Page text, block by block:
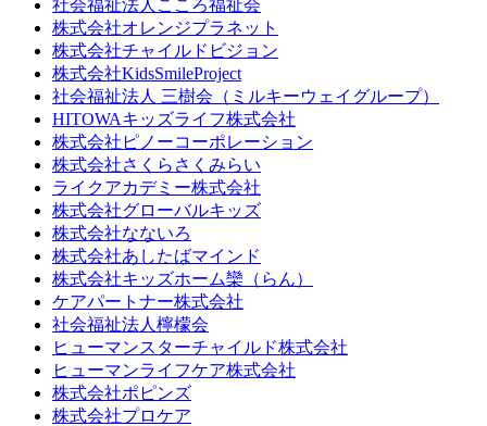
社会福祉法人こころ福祉会
株式会社オレンジプラネット
株式会社チャイルドビジョン
株式会社KidsSmileProject
社会福祉法人 三樹会（ミルキーウェイグループ）
HITOWAキッズライフ株式会社
株式会社ピノーコーポレーション
株式会社さくらさくみらい
ライクアカデミー株式会社
株式会社グローバルキッズ
株式会社なないろ
株式会社あしたばマインド
株式会社キッズホーム欒（らん）
ケアパートナー株式会社
社会福祉法人檸檬会
ヒューマンスターチャイルド株式会社
ヒューマンライフケア株式会社
株式会社ポピンズ
株式会社プロケア